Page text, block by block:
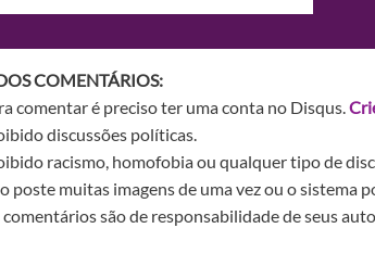
COMENTÁRIOS:
comentar é preciso ter uma conta no Disqus.
discussões políticas.
racismo, homofobia ou qualquer tipo de
poste muitas imagens de uma vez ou o sistema
comentários são de responsabilidade de seus